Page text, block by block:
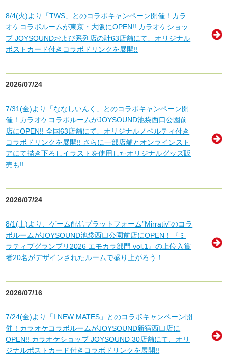
8/4(火)より「TWS」とのコラボキャンペーン開催！カラ
オケコラボルームが東京・大阪にOPEN!! カラオケショッ
プ JOYSOUNDおよび系列店の計63店舗にて、オリジナル
ポストカード付きコラボドリンクを展開!!
2026/07/24
7/31(金)より「ななしいんく」とのコラボキャンペーン開
催！カラオケコラボルームがJOYSOUND池袋西口公園前
店にOPEN!! 全国63店舗にて、オリジナルノベルティ付き
コラボドリンクを展開!! さらに一部店舗とオンラインスト
アにて描き下ろしイラストを使用したオリジナルグッズ販
売も!!
2026/07/24
8/1(土)より、ゲーム配信プラットフォーム”Mirrativ”のコラ
ボルームがJOYSOUND池袋西口公園前店にOPEN！『ミ
ラティブグランプリ2026 エモカラ部門 vol.1』の上位入賞
者20名がデザインされたルームで盛り上がろう！
2026/07/16
7/24(金)より「I NEW MATES」とのコラボキャンペーン開
催！カラオケコラボルームがJOYSOUND新宿西口店に
OPEN!! カラオケショップ JOYSOUND 30店舗にて、オリ
ジナルポストカード付きコラボドリンクを展開!!